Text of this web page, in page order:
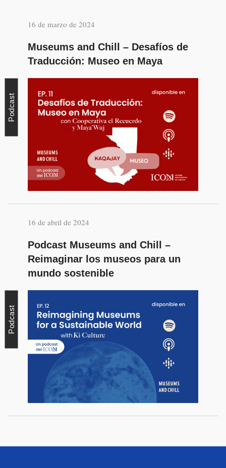
16 de marzo de 2024
Museums and Chill – Desafíos de
Traducción: Museo en Maya
Podcast
16 de abril de 2024
Podcast Museums and Chill –
Reimaginar los museos para un
mundo sostenible
Podcast